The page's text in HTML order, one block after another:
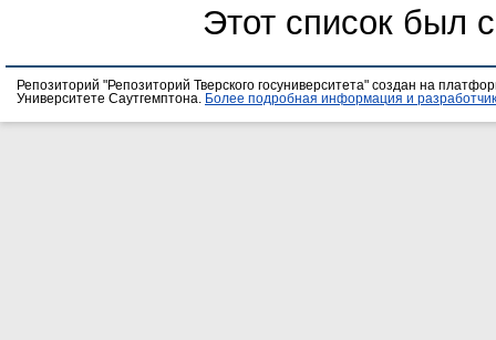
Этот список был
Репозиторий "Репозиторий Тверского госуниверситета" создан на
Университете Саутгемптона.
Более подробная информация и